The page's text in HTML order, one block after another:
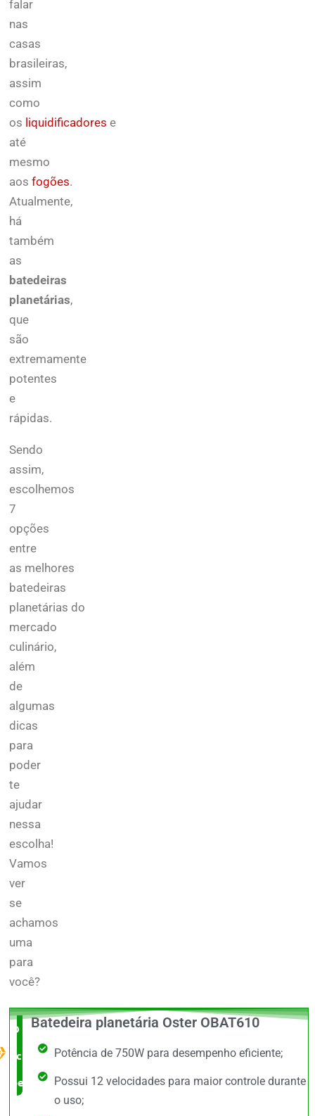
falar
nas
casas
brasileiras,
assim
como
os liquidificadores e
até
mesmo
aosfogões.
Atualmente,
há
também
as
batedeiras
planetárias,
que
são
extremamente
potentes
e
rápidas.
Sendo
assim,
escolhemos
7
opções
entre
as melhores
batedeiras
planetárias do
mercado
culinário,
além
de
algumas
dicas
para
poder
te
ajudar
nessa
escolha!
Vamos
ver
se
achamos
uma
para
você?
O Melhor
custo x
benefício
Batedeira planetária Oster OBAT610
Potência de 750W para desempenho eficiente;
Possui 12 velocidades para maior controle durante
o uso;